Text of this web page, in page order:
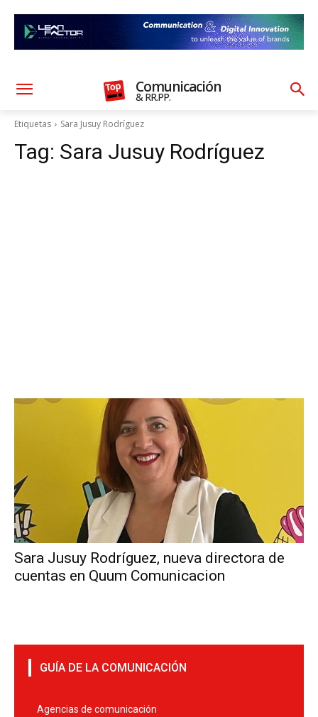
Comunicación
& RR.PP.
Etiquetas Sara Jusuy Rodríguez
Tag: Sara Jusuy Rodríguez
Sara Jusuy Rodríguez, nueva directora de
cuentas en Quum Comunicacion
GUÍA DE LA COMUNICACIÓN
Agencias de comunicación